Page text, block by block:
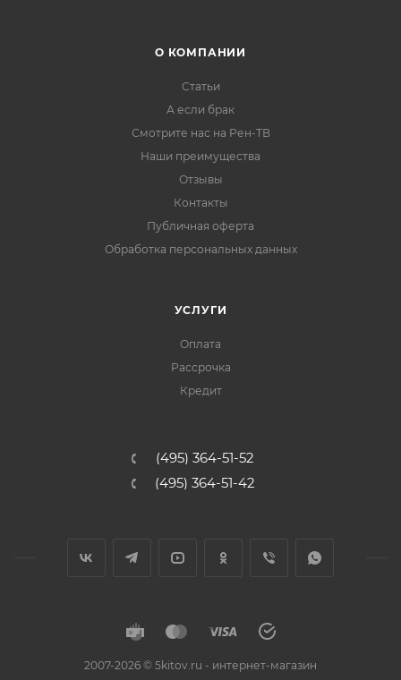
О КОМПАНИИ
Статьи
А если брак
Смотрите нас на Рен-ТВ
Наши преимущества
Отзывы
Контакты
Публичная оферта
Обработка персональных данных
УСЛУГИ
Оплата
Рассрочка
Кредит
(495) 364-51-52
(495) 364-51-42
2007-2026 © 5kitov.ru - интернет-магазин